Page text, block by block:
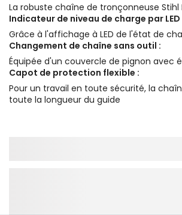
La robuste chaîne de tronçonneuse
Indicateur de niveau de charge par LED
Grâce à l'affichage à LED de l'état de
Changement de chaîne sans outil :
Équipée d'un couvercle de pignon avec
Capot de protection flexible :
Pour un travail en toute sécurité, la
toute la longueur du guide